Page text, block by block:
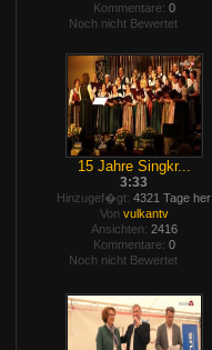
Kommentare: 0
Noch nicht Bewertet
15 Jahre Singkr...
3:33
Hinzugef�gt: 4321 Tage her
Von vulkantv
Ansichten: 2416
Kommentare: 0
Noch nicht Bewertet